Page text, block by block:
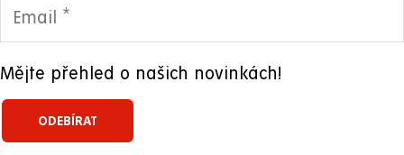
Mějte přehled o našich novinkách!